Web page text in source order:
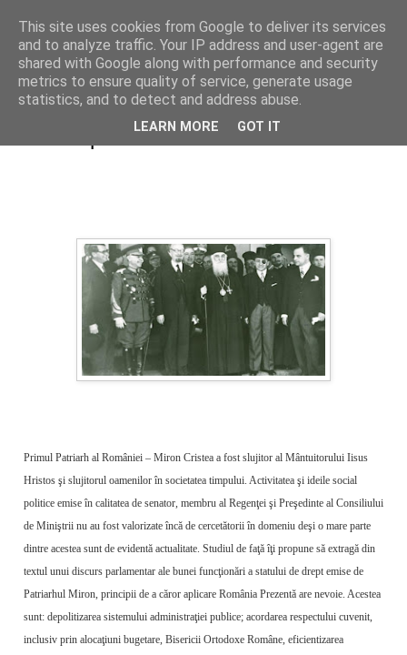
Cronici
Patriarhul Miron Cristea – ideile politice
ale unui premier de vreme rea
Primul Patriarh al României – Miron Cristea a fost slujitor al Mântuitorului Iisus
Hristos şi slujitorul oamenilor în societatea timpului. Activitatea şi ideile social
politice emise în calitatea de senator, membru al Regenţei şi Preşedinte al Consiliului
de Miniştrii nu au fost valorizate încă de cercetătorii în domeniu deşi o mare parte
dintre acestea sunt de evidentă actualitate. Studiul de faţă îţi propune să extragă din
textul unui discurs parlamentar ale bunei funcţionări a statului de drept emise de
Patriarhul Miron, principii de a căror aplicare România Prezentă are nevoie. Acestea
sunt: depolitizarea sistemului administraţiei publice; acordarea respectului cuvenit,
inclusiv prin alocaţiuni bugetare, Bisericii Ortodoxe Române, eficientizarea
This site uses cookies from Google to deliver its services
and to analyze traffic. Your IP address and user-agent are
shared with Google along with performance and security
metrics to ensure quality of service, generate usage
statistics, and to detect and address abuse.
LEARN MORE GOT IT